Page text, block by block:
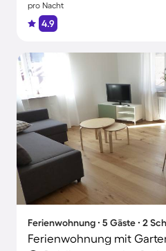
pro Nacht
4.9
Ferienwohnung ∙ 5 Gäste ∙ 2
Ferienwohnung mit